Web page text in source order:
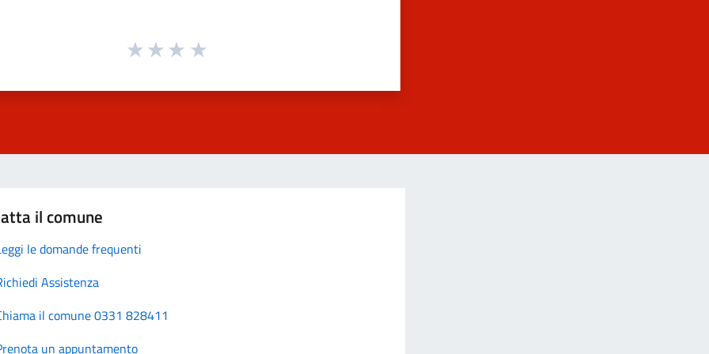
il comune
le domande frequenti
Assistenza
il comune 0331 828411
un appuntamento